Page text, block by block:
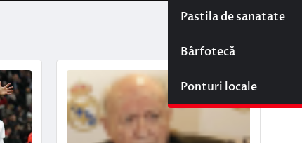
Pastila de sanatate
Bârfotecă
Ponturi locale